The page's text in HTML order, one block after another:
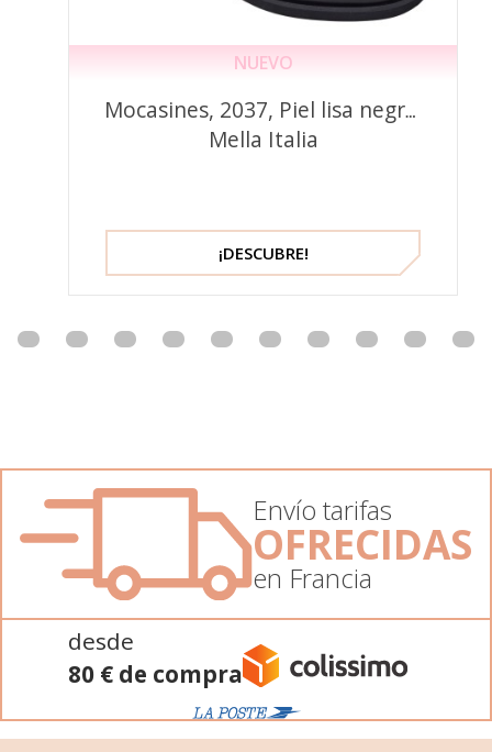
NUEVO
Mocasines, 2037, Piel lisa negra,
Mella Italia
¡DESCUBRE!
Envío tarifas
OFRECIDAS
en Francia
desde
80 € de compra